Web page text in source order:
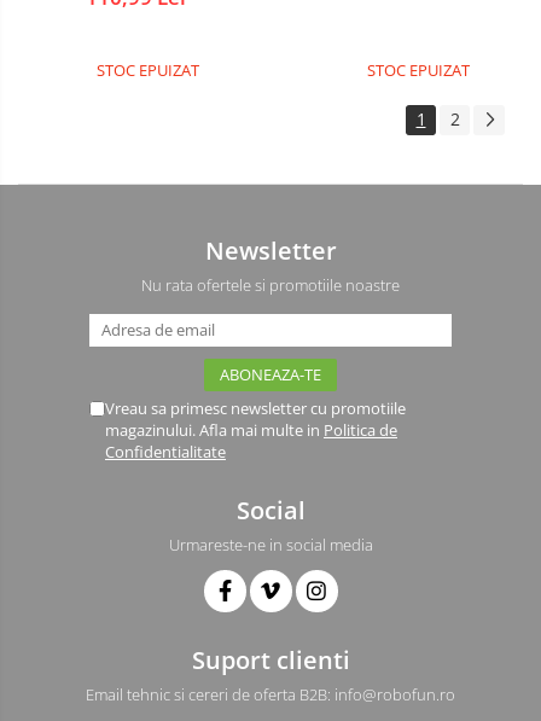
STOC EPUIZAT STOC EPUIZAT
1 2
Newsletter
Nu rata ofertele si promotiile noastre
Vreau sa primesc newsletter cu promotiile
magazinului. Afla mai multe in Politica de
Confidentialitate
Social
Urmareste-ne in social media
Suport clienti
Email tehnic si cereri de oferta B2B: info@robofun.ro